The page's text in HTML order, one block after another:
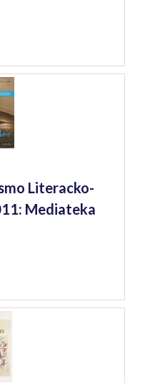
Literacko-
Mediateka